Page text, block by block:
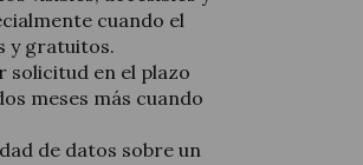
cuando el
y gratuitos.
solicitud en el plazo
meses más cuando
de datos sobre un